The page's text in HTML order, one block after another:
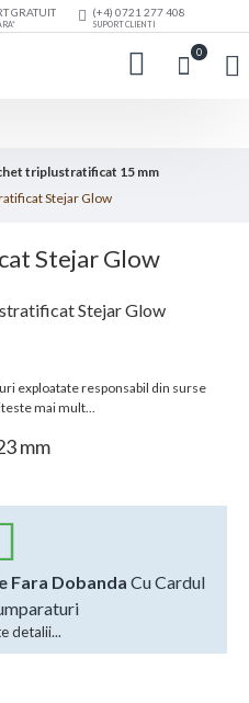
GRATUIT (+4) 0721 277 408
SUPORT CLIENTI
0
triplustratificat 15 mm
Stejar Glow
Stejar Glow
mm
Fara Dobanda Cu Cardul
detalii...
exploatate responsabil din surse
mai mult...